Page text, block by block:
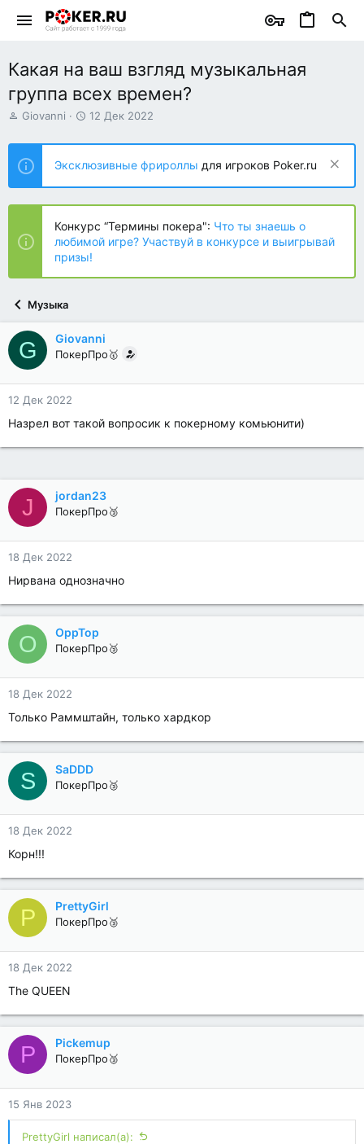
Какая на ваш взгляд музыкальная
группа всех времен?
А
т
о
р
т
е
ы
Giovanni
Д
т
н
а
ч
л
а
12 Дек 2022
Эксклюзивные фрироллы для игроков Poker.ru
Конкурс “Термины покера": Что ты знаешь о
любимой игре? Участвуй в конкурсе и выигрывай
призы!
Музыка
G Giovanni
ПокерПро🥇
12 Дек 2022
Назрел вот такой вопросик к покерному комьюнити)
J jordan23
ПокерПро🥉
18 Дек 2022
Нирвана однозначно
O OppTop
ПокерПро🥉
18 Дек 2022
Только Раммштайн, только хардкор
S SaDDD
ПокерПро🥉
18 Дек 2022
Корн!!!
P PrettyGirl
ПокерПро🥉
18 Дек 2022
The QUEEN
P Pickemup
ПокерПро🥉
15 Янв 2023
PrettyGirl написал(а):